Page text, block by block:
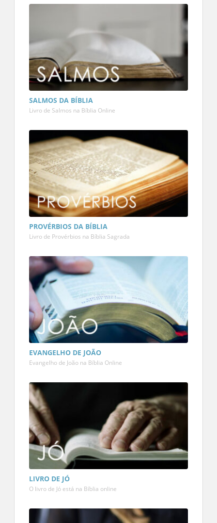
SALMOS DA BÍBLIA
Livro de Salmos na Bíblia Online
PROVÉRBIOS DA BÍBLIA
Livro de Provérbios na Bíblia Sagrada
EVANGELHO DE JOÃO
Evangelho de João na Bíblia Online
LIVRO DE JÓ
O livro de Jó está na Bíblia online